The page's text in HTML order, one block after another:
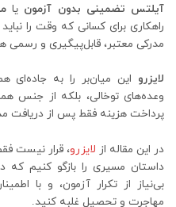
آیلتس تضمینی بدون آزمون یا
راهکاری برای کسانی که وقت را
مدرکی معتبر، قابل‌پیگیری و رسمی
لایزرو این میان‌بر را به
وعده‌های توخالی، بلکه از جنس
پرداخت هزینه فقط پس از دریافت
در این مقاله از لایزرو، قرار نیست
داستان‌ مسیری را بازگو کنیم
بی‌نیاز از تکرار آزمون، و با
مهاجرت و تحصیل غلبه کنید.